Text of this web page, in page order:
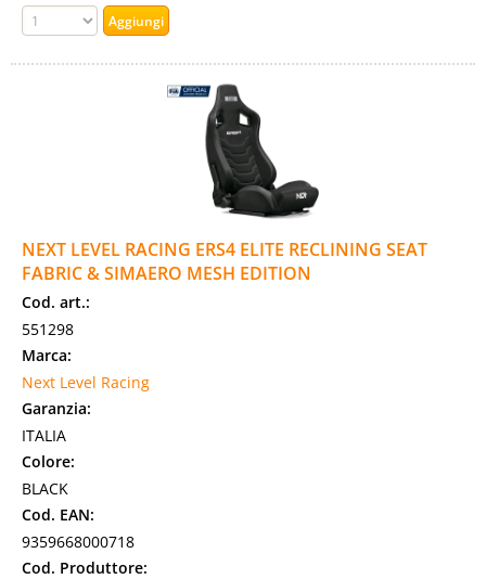
NEXT LEVEL RACING ERS4 ELITE RECLINING SEAT
FABRIC & SIMAERO MESH EDITION
Cod. art.:
551298
Marca:
Next Level Racing
Garanzia:
ITALIA
Colore:
BLACK
Cod. EAN:
9359668000718
Cod. Produttore: